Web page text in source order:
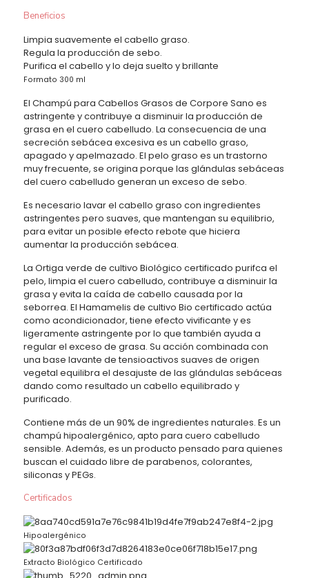
Beneficios
Limpia suavemente el cabello graso.
Regula la producción de sebo.
Purifica el cabello y lo deja suelto y brillante
Formato 300 ml
El Champú para Cabellos Grasos de Corpore Sano es
astringente y contribuye a disminuir la producción de
grasa en el cuero cabelludo. La consecuencia de una
secreción sebácea excesiva es un cabello graso,
apagado y apelmazado. El pelo graso es un trastorno
muy frecuente, se origina porque las glándulas sebáceas
del cuero cabelludo generan un exceso de sebo.
Es necesario lavar el cabello graso con ingredientes
astringentes pero suaves, que mantengan su equilibrio,
para evitar un posible efecto rebote que hiciera
aumentar la producción sebácea.
La Ortiga verde de cultivo Biológico certificado purifca el
pelo, limpia el cuero cabelludo, contribuye a disminuir la
grasa y evita la caída de cabello causada por la
seborrea. El Hamamelis de cultivo Bio certificado actúa
como acondicionador, tiene efecto vivificante y es
ligeramente astringente por lo que también ayuda a
regular el exceso de grasa. Su acción combinada con
una base lavante de tensioactivos suaves de origen
vegetal equilibra el desajuste de las glándulas sebáceas
dando como resultado un cabello equilibrado y
purificado.
Contiene más de un 90% de ingredientes naturales. Es un
champú hipoalergénico, apto para cuero cabelludo
sensible. Además, es un producto pensado para quienes
buscan el cuidado libre de parabenos, colorantes,
siliconas y PEGs.
Certificados
Hipoalergénico
Extracto Biológico Certificado